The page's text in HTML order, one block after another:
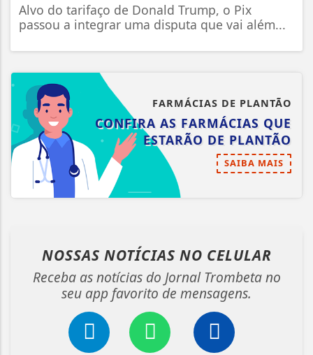
Alvo do tarifaço de Donald Trump, o Pix
passou a integrar uma disputa que vai além...
FARMÁCIAS DE PLANTÃO
CONFIRA AS FARMÁCIAS QUE
ESTARÃO DE PLANTÃO
SAIBA MAIS
NOSSAS NOTÍCIAS NO CELULAR
Receba as notícias do Jornal Trombeta no
seu app favorito de mensagens.